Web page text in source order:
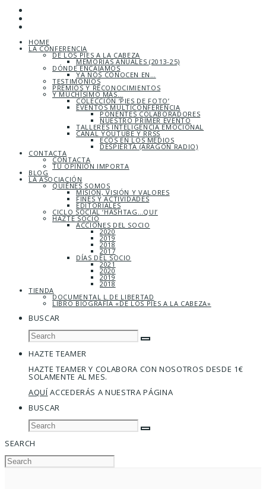
HOME
LA CONFERENCIA
DE LOS PIES A LA CABEZA
MEMORIAS ANUALES (2013-25)
DÓNDE ENCAJAMOS
YA NOS CONOCEN EN…
TESTIMONIOS
PREMIOS Y RECONOCIMIENTOS
Y MUCHÍSIMO MÁS…
COLECCIÓN ‘PIES DE FOTO’
EVENTOS MULTICONFERENCIA
PONENTES COLABORADORES
NUESTRO PRIMER EVENTO
TALLERES INTELIGENCIA EMOCIONAL
CANAL YOUTUBE Y RRSS
ECOS EN LOS MEDIOS
DESPIERTA (ARAGÓN RADIO)
CONTACTA
CONTACTA
TU OPINIÓN IMPORTA
BLOG
LA ASOCIACIÓN
QUIÉNES SOMOS
MISIÓN, VISIÓN Y VALORES
FINES Y ACTIVIDADES
EDITORIALES
CICLO SOCIAL ‘HASHTAG…QUI’
HAZTE SOCIO
ACCIONES DEL SOCIO
2020
2019
2018
2017
DÍAS DEL SOCIO
2021
2020
2019
2018
TIENDA
DOCUMENTAL L DE LIBERTAD
LIBRO BIOGRAFÍA «DE LOS PIES A LA CABEZA»
BUSCAR
HAZTE TEAMER
HAZTE TEAMER Y COLABORA CON NOSOTROS DESDE 1€
SOLAMENTE AL MES.
AQUÍACCEDERÁS A NUESTRA PÁGINA
BUSCAR
SEARCH